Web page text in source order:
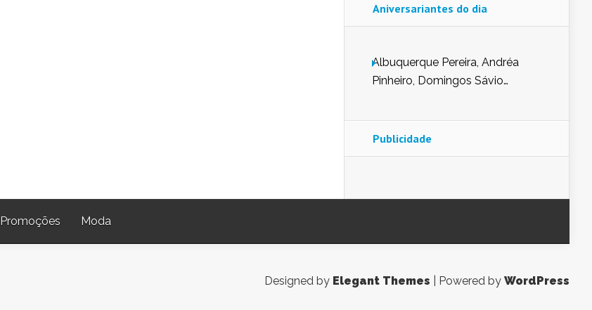
Aniversariantes do dia
Albuquerque Pereira, Andréa
Pinheiro, Domingos Sávio
Nunes de Sena, Fátima Peixoto,
Glória Pereira, Kátia Mesel,
Publicidade
Promoções Moda
Designed by Elegant Themes | Powered by WordPress